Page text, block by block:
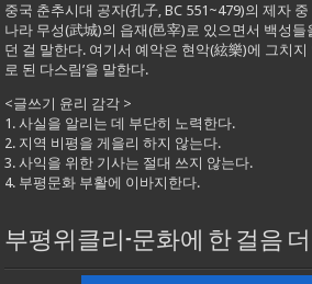
중국 춘추시대 공자(孔子, BC 551~479)의 제자
나라 무성(武城)의 읍재(邑宰)로 있으면서 백성들
던 걸 말한다. 여기서 예악은 현악(絃樂)에 그치지
로 된 다스림’을 말한다.
<글쓰기 윤리 감각 >
1. 사실을 알리는 데 부단히 노력한다.
2. 지역 비평을 게을리 하지 않는다.
3. 사익을 위한 기사는 절대 쓰지 않는다.
4. 부평문화 부활에 이바지한다.
부평위클리-문화에 한 걸음 더